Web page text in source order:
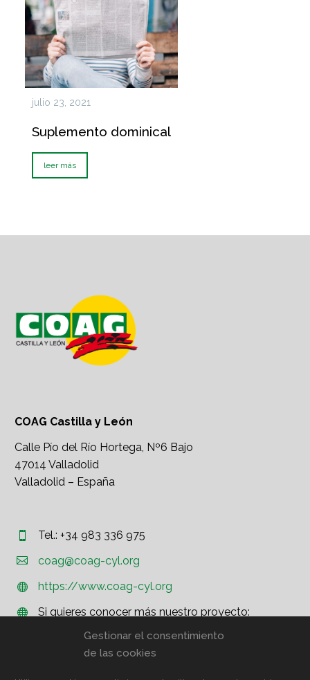
Gestionar el consentimiento
de las cookies
julio 23, 2021
Suplemento dominical
leer más
COAG Castilla y León
Calle Pío del Río Hortega, Nº6 Bajo
47014 Valladolid
Valladolid – España

 Tel.: +34 983 336 975

 coag@coag-cyl.org

 https://www.coag-cyl.org


Si quieres conocer más nuestro proyecto:
http://www.coag.org